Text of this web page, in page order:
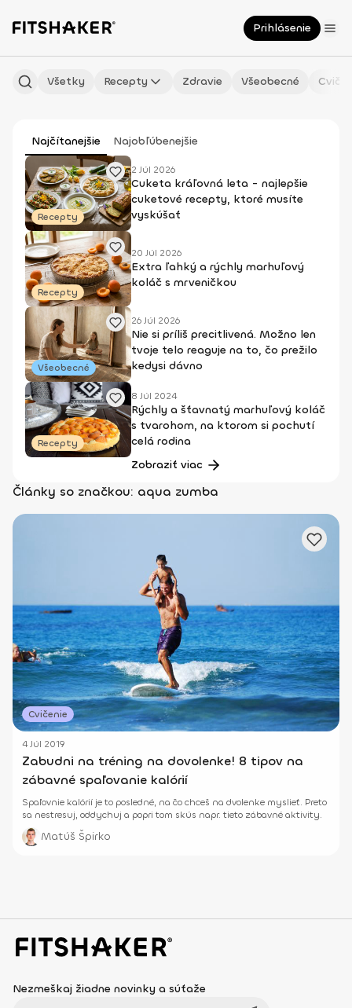
Prihlásenie
Všetky Recepty Zdravie Všeobecné
Najčítanejšie Najobľúbenejšie
Recepty
2 Júl 2026
Cuketa kráľovná leta - najlepšie
cuketové recepty, ktoré musíte
vyskúšať
Recepty
20 Júl 2026
Extra ľahký a rýchly marhuľový
koláč s mrveničkou
Všeobecné
26 Júl 2026
Nie si príliš precitlivená. Možno len
tvoje telo reaguje na to, čo prežilo
kedysi dávno
Recepty
8 Júl 2024
Rýchly a šťavnatý marhuľový koláč
s tvarohom, na ktorom si pochutí
celá rodina
Zobraziť viac
Články so značkou: aqua zumba
Cvičenie
4 Júl 2019
Zabudni na tréning na dovolenke! 8 tipov na
zábavné spaľovanie kalórií
Spaľovnie kalórií je to posledné, na čo chceš na dvolenke myslieť. Preto
sa nestresuj, oddychuj a popri tom skús napr. tieto zábavné aktivity.
Matúš Špirko
Nezmeškaj žiadne novinky a súťaže